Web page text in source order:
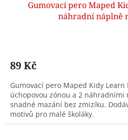
Gumovací pero Maped
náhradní náplně
89 Kč
Gumovací pero Maped Kidy
úchopovou zónou a 2
snadné mazání bez zmizíku.
motivů pro malé školáky.